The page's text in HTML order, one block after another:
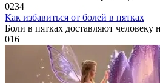
0234
Как избавиться от болей в пятках
Боли в пятках доставляют человеку
016